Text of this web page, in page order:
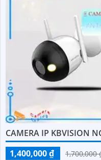
CAMERA IP KBVISION
1,400,000 ₫
1,700,000